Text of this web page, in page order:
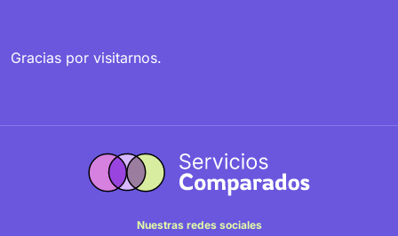
Gracias por visitarnos.
Nuestras redes sociales